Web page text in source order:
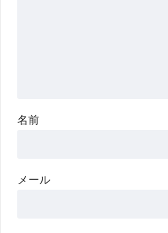
名前
メール